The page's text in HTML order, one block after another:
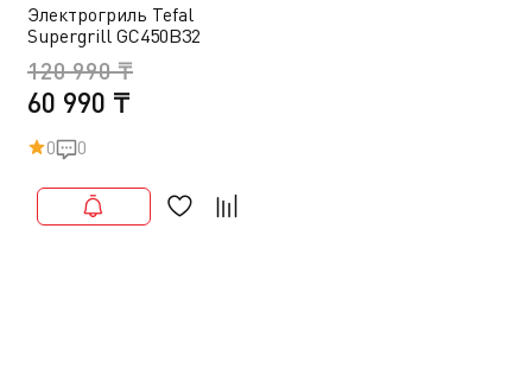
Электрогриль Tefal
Supergrill GC450B32
60 990 ₸
120 990 ₸
0 0